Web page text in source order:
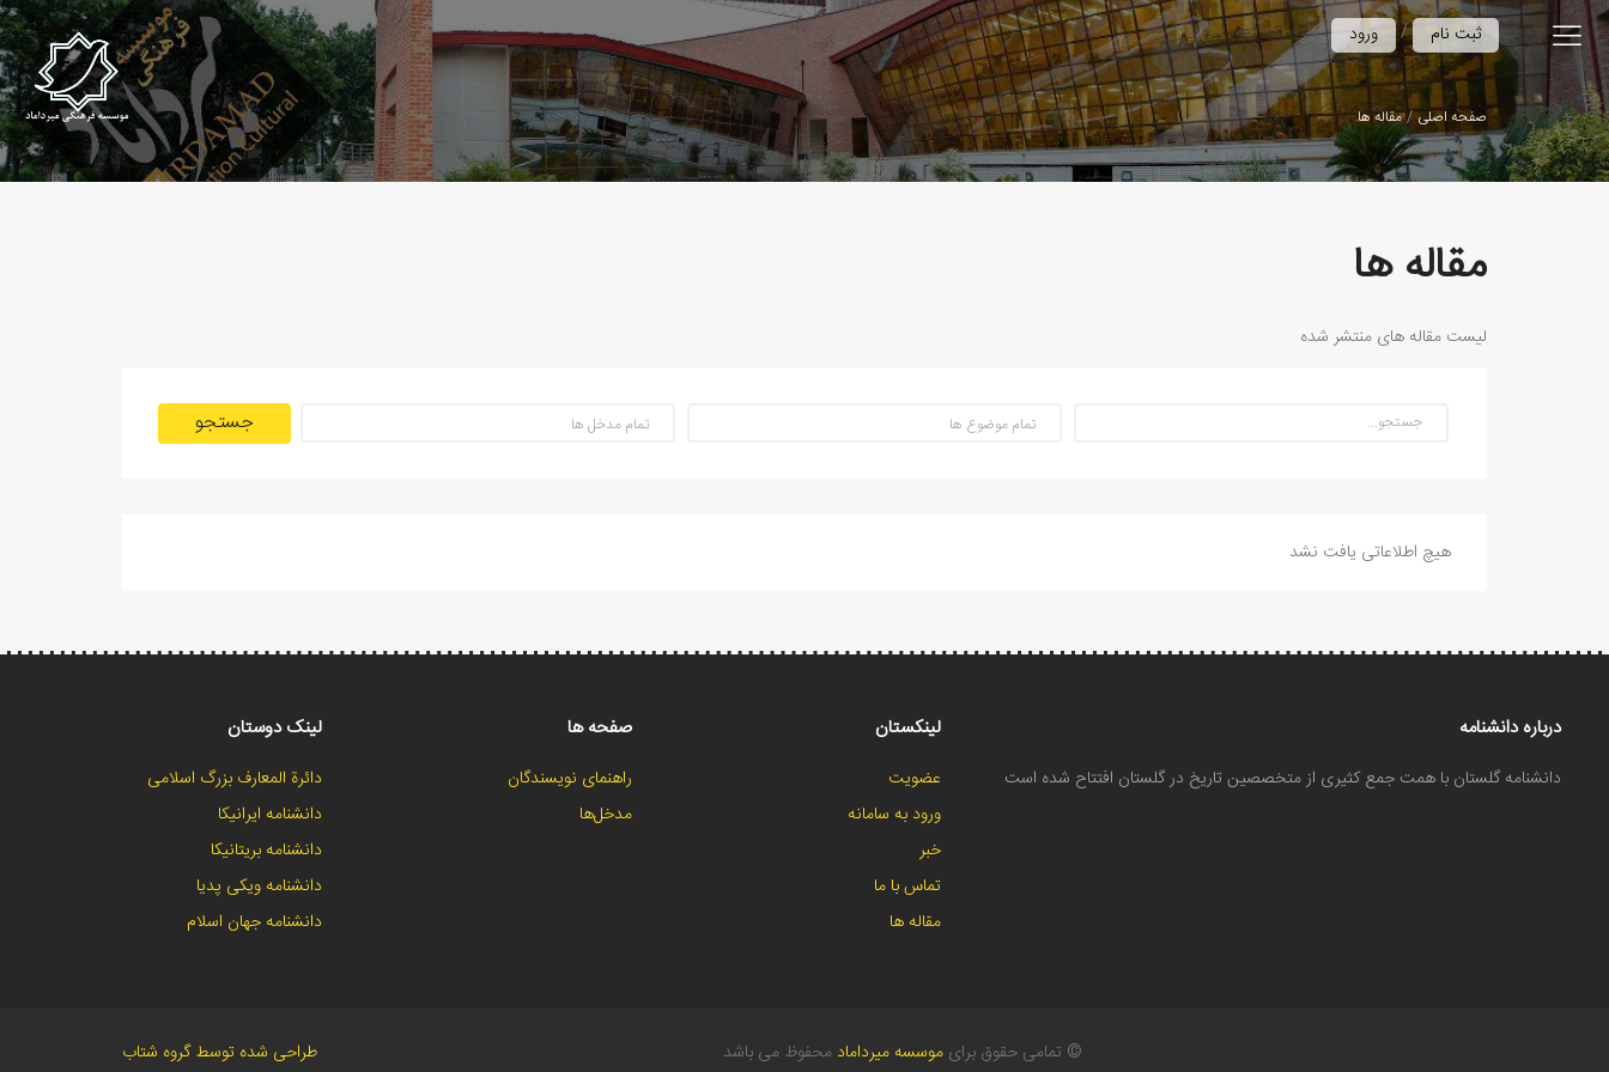
ورود / ثبت نام
صفحه اصلی مقاله ها
مقاله ها
لیست مقاله های منتشر شده
جستجو
هیچ اطلاعاتی یافت نشد
درباره دانشنامه
دانشنامه گلستان با همت جمع کثیری از متخصصین تاریخ در گلستان افتتاح شده است
لینکستان
عضویت
ورود به سامانه
خبر
تماس با ما
مقاله ها
صفحه ها
راهنمای نویسندگان
مدخل‌ها
لینک دوستان
دائرة المعارف بزرگ اسلامی
دانشنامه ایرانیکا
دانشنامه بریتانیکا
دانشنامه ویکی پدیا
دانشنامه جهان اسلام
طراحی شده توسط گروه شتاب © تمامی حقوق برای موسسه میرداماد محفوظ می باشد